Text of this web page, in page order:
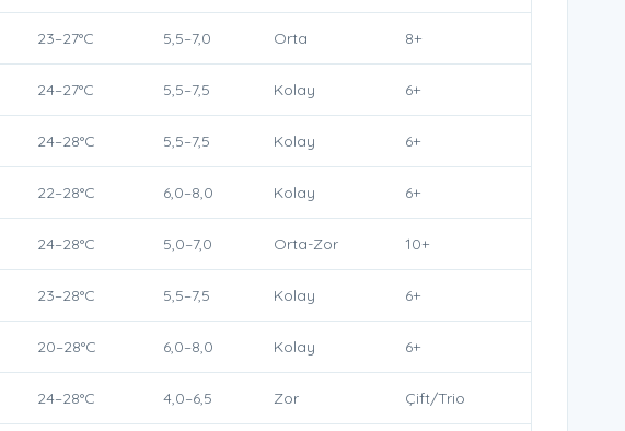
23–27°C 5,5–7,0 Orta 8+
24–27°C 5,5–7,5 Kolay 6+
24–28°C 5,5–7,5 Kolay 6+
22–28°C 6,0–8,0 Kolay 6+
24–28°C 5,0–7,0 Orta-Zor 10+
23–28°C 5,5–7,5 Kolay 6+
20–28°C 6,0–8,0 Kolay 6+
24–28°C 4,0–6,5 Zor Çift/Trio